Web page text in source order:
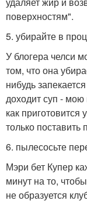
поверхностям".
5. убирайте в
У блогера челси
том, что она
нибудь
доходит суп - мою
как приготовится
только
6. пылесосьте
Мэри бет Купер
минут на то,
не образуется